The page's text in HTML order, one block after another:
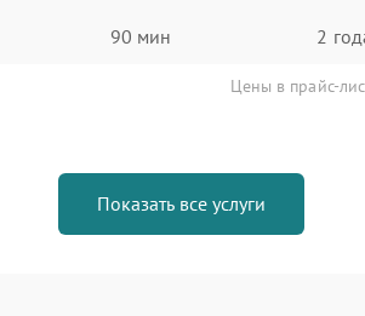
90 мин 2
Цены в прайс-
Показать все услуги